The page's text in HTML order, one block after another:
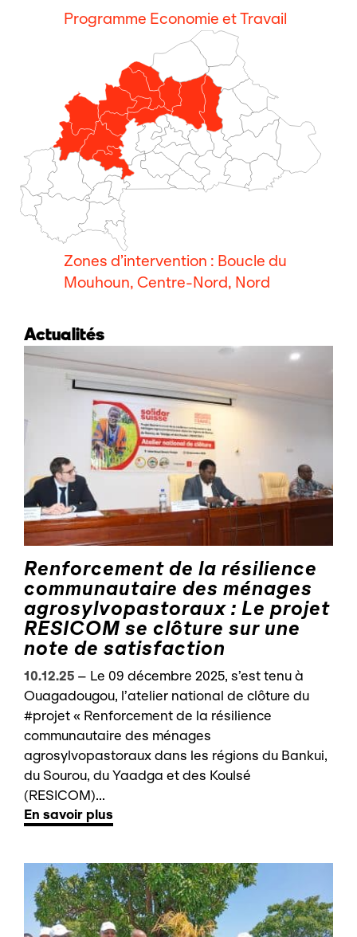
Programme Economie et Travail
Zones d’intervention : Boucle du
Mouhoun, Centre-Nord, Nord
Actualités
Renforcement de la résilience
communautaire des ménages
agrosylvopastoraux : Le projet
RESICOM se clôture sur une
note de satisfaction
10.12.25 – Le 09 décembre 2025, s’est tenu à
Ouagadougou, l’atelier national de clôture du
#projet « Renforcement de la résilience
communautaire des ménages
agrosylvopastoraux dans les régions du Bankui,
du Sourou, du Yaadga et des Koulsé
(RESICOM)...
En savoir plus